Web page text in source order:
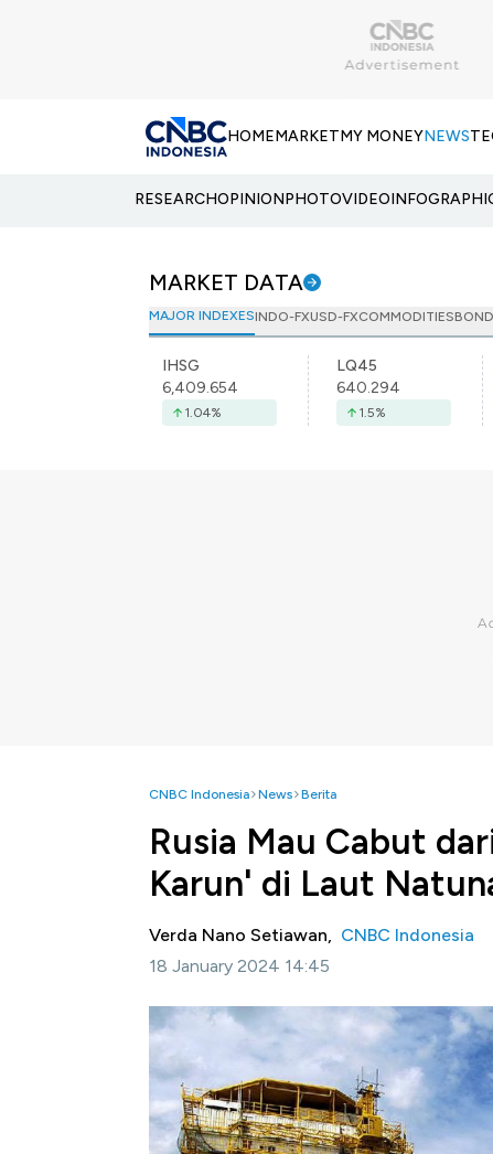
HOMEMARKETMY MONEYNEWS
RESEARCHOPINIONPHOTOVIDEO
MARKET DATA
MAJOR INDEXESINDO-FXUSD-FXCOMMODITIES
IHSG
6,409.654
1.04%
LQ45
640.294
1.5%
CNBC Indonesia News Berita
Rusia Mau Cabut
Karun' di Laut
Verda Nano Setiawan, CNBC Indonesia
18 January 2024 14:45